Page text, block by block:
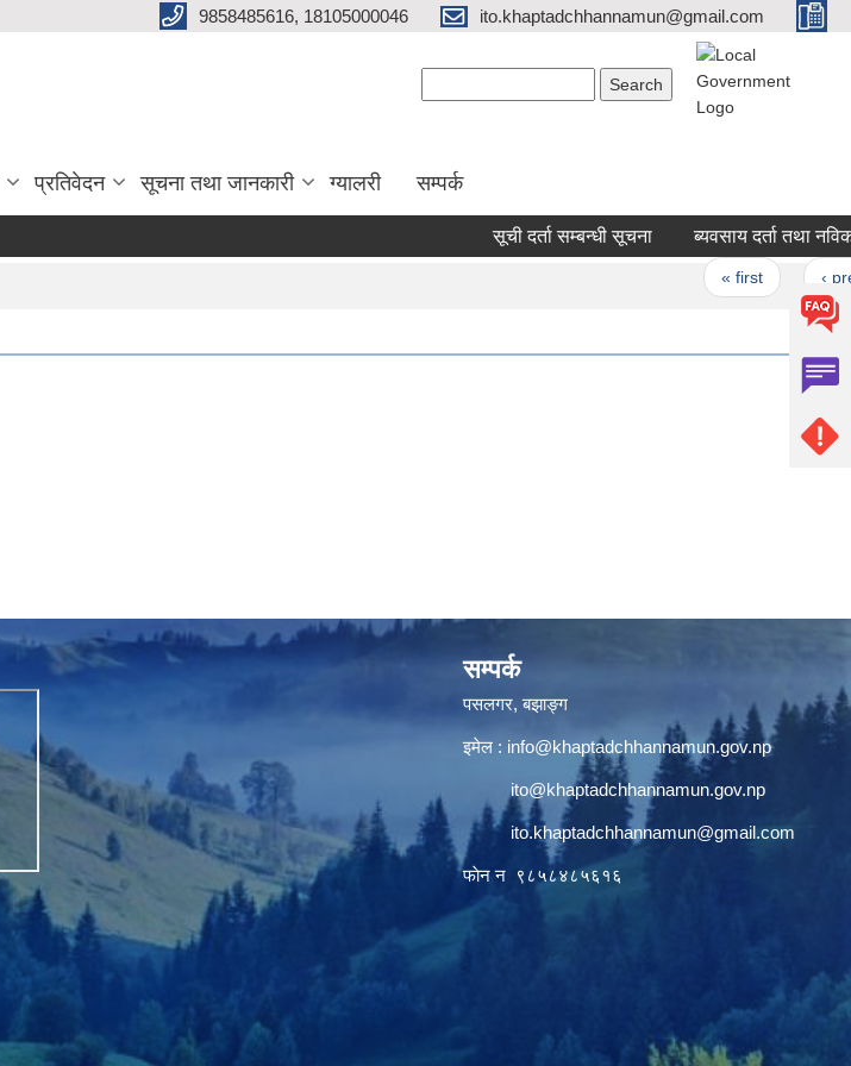
9858485616, 18105000046 ito.khaptadchhannamun@gmail.com
प्रतिवेदन सूचना तथा जानकारी ग्यालरी सम्पर्क
सूची दर्ता सम्बन्धी सूचना ब्यवसाय दर्ता तथा
« first ‹
सम्पर्क
पसलगर, बझाङ्ग
इमेल : info@khaptadchhannamun.gov.np
ito@khaptadchhannamun.gov.np
ito.khaptadchhannamun@gmail.com
फाेन न‌‍‍ ९८५८४८५६१६